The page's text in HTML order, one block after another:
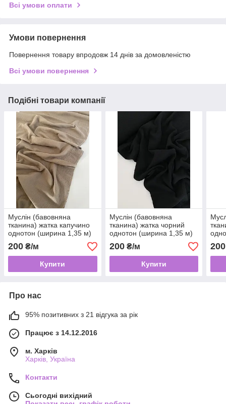
Всі умови оплати
Умови повернення
Повернення товару впродовж 14 днів за домовленістю
Всі умови повернення
Подібні товари компанії
Муслін (бавовняна
тканина) жатка капучино
однотон (ширина 1,35 м)
200 ₴/м
Купити
Муслін (бавовняна
тканина) жатка чорний
однотон (ширина 1,35 м)
(15)
200₴/м
Купити
(2)
200
Про нас
95% позитивних з 21 відгука за рік
Працює з 14.12.2016
м. Харків
Харків, Україна
Контакти
Сьогодні вихідний